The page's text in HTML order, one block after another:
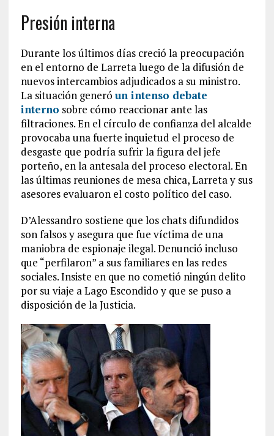
Presión interna
Durante los últimos días creció la preocupación
en el entorno de Larreta luego de la difusión de
nuevos intercambios adjudicados a su ministro.
La situación generó un intenso debate
interno sobre cómo reaccionar ante las
filtraciones. En el círculo de confianza del alcalde
provocaba una fuerte inquietud el proceso de
desgaste que podría sufrir la figura del jefe
porteño, en la antesala del proceso electoral. En
las últimas reuniones de mesa chica, Larreta y sus
asesores evaluaron el costo político del caso.
D’Alessandro sostiene que los chats difundidos
son falsos y asegura que fue víctima de una
maniobra de espionaje ilegal. Denunció incluso
que “perfilaron” a sus familiares en las redes
sociales. Insiste en que no cometió ningún delito
por su viaje a Lago Escondido y que se puso a
disposición de la Justicia.